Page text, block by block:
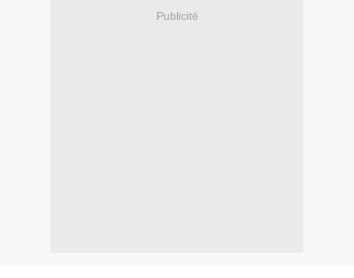
Publicité